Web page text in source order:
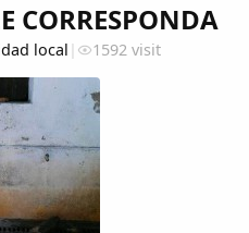
CORRESPONDA
local | 1592 visit